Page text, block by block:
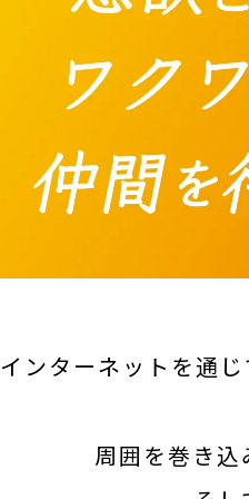
インターネットを通じ
周囲を巻き込